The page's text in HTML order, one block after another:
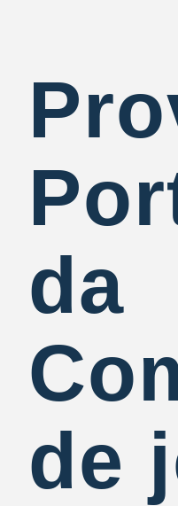
da
de